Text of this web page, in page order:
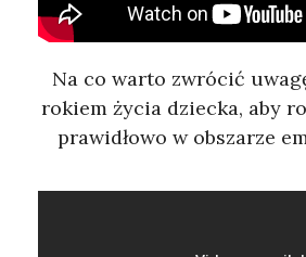
Na co warto zwrócić
rokiem życia dziecka, aby
prawidłowo w obszarze